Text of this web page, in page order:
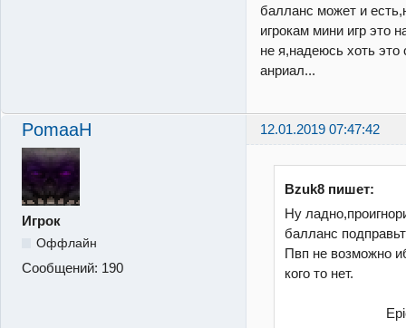
балланс может и
игрокам мини игр это
не я,надеюсь хоть это
анриал...
PomaaH 12.01.2019 07:47:42
Игрок
Оффлайн
Сообщений: 190
Bzuk8 пишет:
Ну
балланс
Пвп не возможно
кого то нет.
Epic pvp-